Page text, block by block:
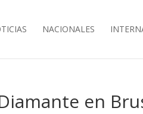
NACIONALES
en